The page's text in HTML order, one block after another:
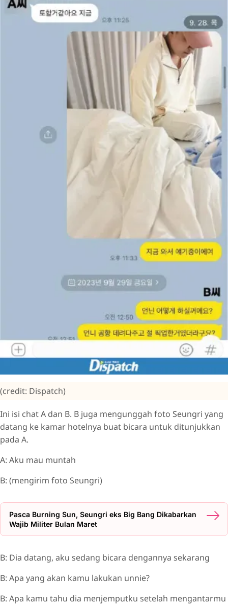
(credit: Dispatch)
Ini isi chat A dan B. B juga mengunggah foto Seungri yang
datang ke kamar hotelnya buat bicara untuk ditunjukkan
pada A.
A: Aku mau muntah
B: (mengirim foto Seungri)
Pasca Burning Sun, Seungri eks Big Bang Dikabarkan
Wajib Militer Bulan Maret
B: Dia datang, aku sedang bicara dengannya sekarang
B: Apa yang akan kamu lakukan unnie?
B: Apa kamu tahu dia menjemputku setelah mengantarmu